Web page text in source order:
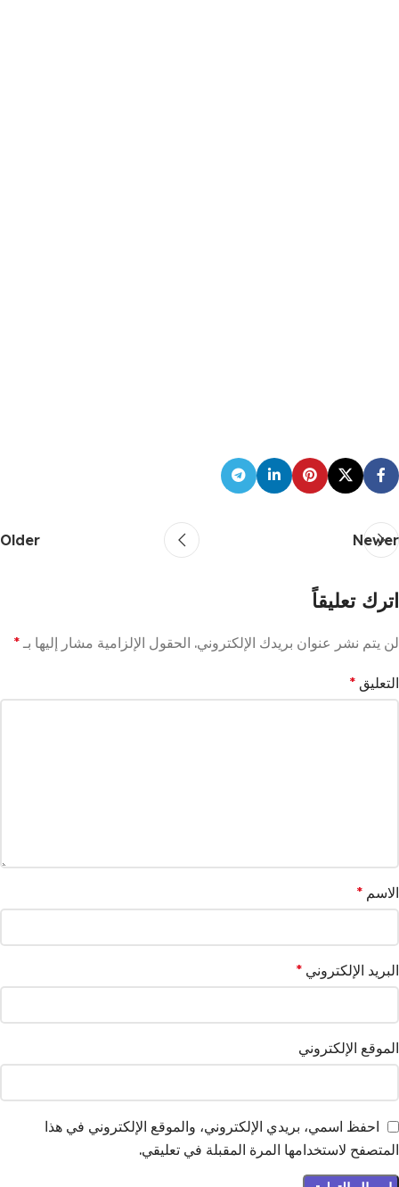
Newer
Older
اترك تعليقاً
لن يتم نشر عنوان بريدك الإلكتروني. الحقول الإلزامية مشار إليها بـ *
التعليق *
الاسم *
البريد الإلكتروني *
الموقع الإلكتروني
احفظ اسمي، بريدي الإلكتروني، والموقع الإلكتروني في هذا
المتصفح لاستخدامها المرة المقبلة في تعليقي.